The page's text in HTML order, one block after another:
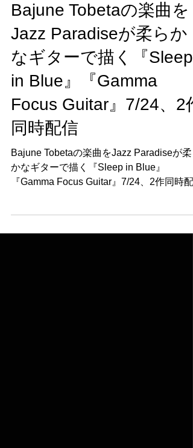
Bajune Tobetaの楽曲を
Jazz Paradiseが柔らか
なギターで描く『Sleep
in Blue』『Gamma
Focus Guitar』7/24、2作
同時配信
Bajune Tobetaの楽曲をJazz Paradiseが柔
かなギターで描く『Sleep in Blue』